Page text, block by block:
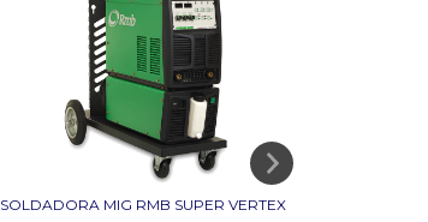
SOLDADORA MIG RMB SUPER VERTEX